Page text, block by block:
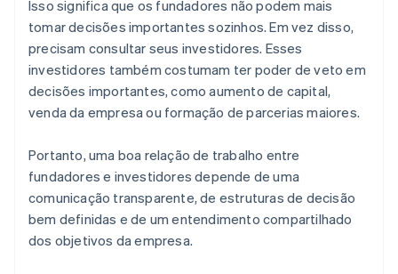
Isso significa que os fundadores não podem mais
tomar decisões importantes sozinhos. Em vez disso,
precisam consultar seus investidores. Esses
investidores também costumam ter poder de veto em
decisões importantes, como aumento de capital,
venda da empresa ou formação de parcerias maiores.
Portanto, uma boa relação de trabalho entre
fundadores e investidores depende de uma
comunicação transparente, de estruturas de decisão
bem definidas e de um entendimento compartilhado
dos objetivos da empresa.